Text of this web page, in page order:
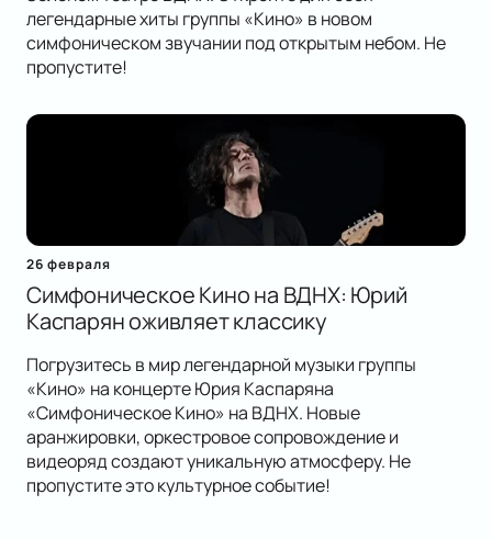
легендарные хиты группы «Кино» в новом
симфоническом звучании под открытым небом. Не
пропустите!
26 февраля
Симфоническое Кино на ВДНХ: Юрий
Каспарян оживляет классику
Погрузитесь в мир легендарной музыки группы
«Кино» на концерте Юрия Каспаряна
«Симфоническое Кино» на ВДНХ. Новые
аранжировки, оркестровое сопровождение и
видеоряд создают уникальную атмосферу. Не
пропустите это культурное событие!